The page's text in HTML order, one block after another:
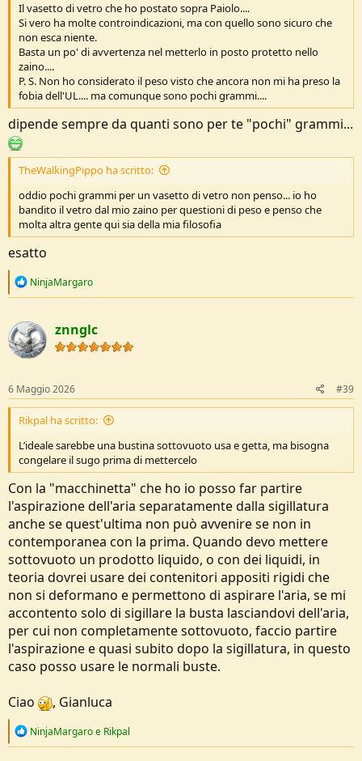
Il vasetto di vetro che ho postato sopra Paiolo....
Si vero ha molte controindicazioni, ma con quello sono sicuro che
non esca niente.
Basta un po' di avvertenza nel metterlo in posto protetto nello
zaino....
P. S. Non ho considerato il peso visto che ancora non mi ha preso la
fobia dell'UL.... ma comunque sono pochi grammi....
dipende sempre da quanti sono per te "pochi" grammi...
TheWalkingPippo ha scritto:
oddio pochi grammi per un vasetto di vetro non penso... io ho
bandito il vetro dal mio zaino per questioni di peso e penso che
molta altra gente qui sia della mia filosofia
esatto
R
e
c
t
i
o
s
:
NinjaMargaro
znnglc
6 Maggio 2026 #39
Rikpal ha scritto:
L’ideale sarebbe una bustina sottovuoto usa e getta, ma bisogna
congelare il sugo prima di mettercelo
Con la "macchinetta" che ho io posso far partire
l'aspirazione dell'aria separatamente dalla sigillatura
anche se quest'ultima non può avvenire se non in
contemporanea con la prima. Quando devo mettere
sottovuoto un prodotto liquido, o con dei liquidi, in
teoria dovrei usare dei contenitori appositi rigidi che
non si deformano e permettono di aspirare l'aria, se mi
accontento solo di sigillare la busta lasciandovi dell'aria,
per cui non completamente sottovuoto, faccio partire
l'aspirazione e quasi subito dopo la sigillatura, in questo
caso posso usare le normali buste.
Ciao
, Gianluca
R
e
NinjaMargaroe Rikpal